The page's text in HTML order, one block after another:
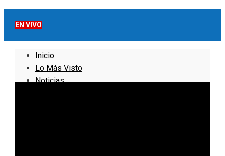
EN VIVO
Inicio
Lo Más Visto
Noticias